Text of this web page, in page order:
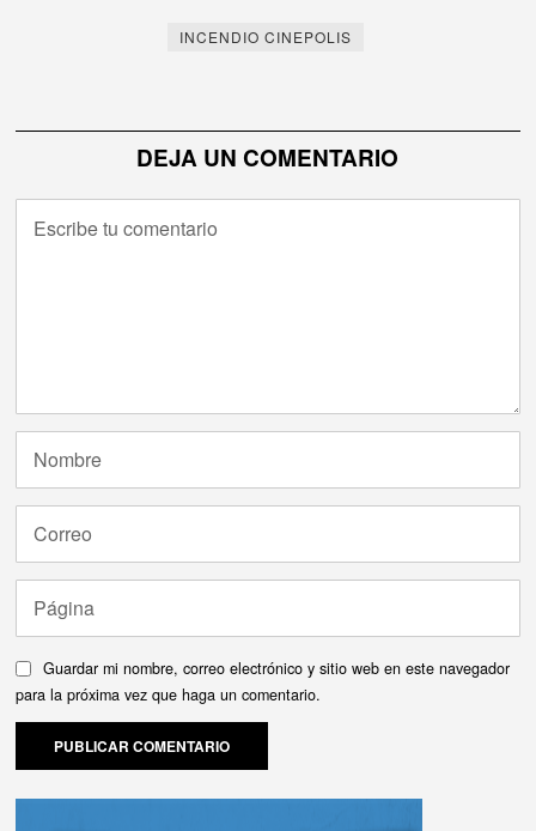
INCENDIO CINEPOLIS
DEJA UN COMENTARIO
Guardar mi nombre, correo electrónico y sitio web en este navegador
para la próxima vez que haga un comentario.